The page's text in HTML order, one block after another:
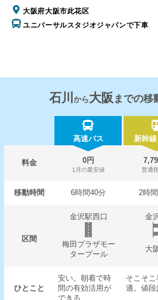
大阪府大阪市此花区
ユニバーサルスタジオジャパンで下車
石川 から大阪 までの移
高速バス 新幹
料金 0円
1月の最安値 普通
移動時間 6時間40分 2時
区間
金沢駅西口
金
梅田プラザモー
タープール
大
ひとこと
安い。朝着で時
間の有効活用が
できる
そこそ
適。値段